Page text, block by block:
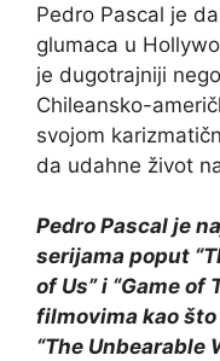
Pedro Pascal je
glumaca u
je dugotrajniji
Chileansko-
svojom
da udahne život
Pedro Pascal je
serijama poput
of Us” i “Game
filmovima kao što
“The Unbearable